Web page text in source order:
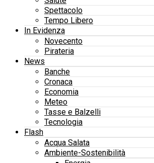
Spettacolo
Tempo Libero
In Evidenza
Novecento
Pirateria
News
Banche
Cronaca
Economia
Meteo
Tasse e Balzelli
Tecnologia
Flash
Acqua Salata
Ambiente-Sostenibilità